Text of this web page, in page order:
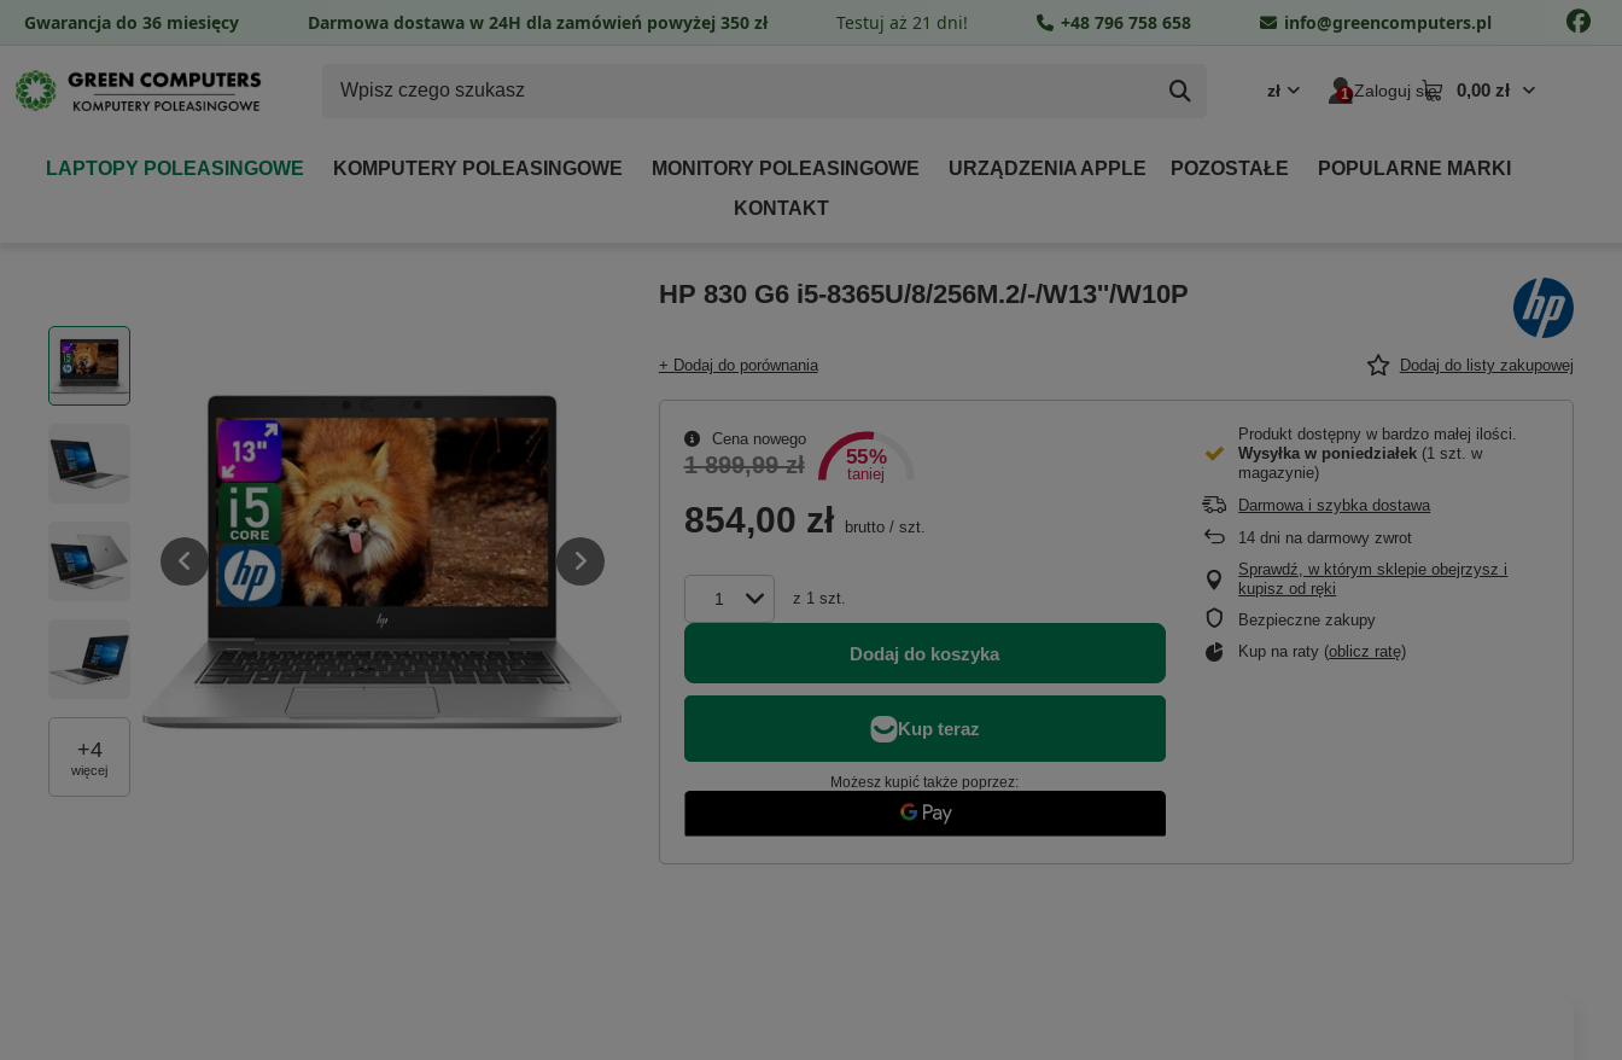
zł Zaloguj się 0,00 zł
LAPTOPY POLEASINGOWE KOMPUTERY POLEASINGOWE MONITORY POLEASINGOWE URZĄDZENIA APPLE POZOSTAŁE
POPULARNE MARKI
KONTAKT
+4
więcej
HP 830 G6 i5-8365U/8/256M.2/-/W13''/W10P
+ Dodaj do porównania Dodaj do listy zakupowej
Cena nowego
1 899,99 zł 55%
taniej
854,00 zł brutto/ szt.
z 1 szt.
Dodaj do koszyka
Możesz kupić także poprzez:
Produkt dostępny w bardzo małej ilości
Wysyłkaw poniedziałek (1 szt. w
magazynie)
Darmowa i szybka dostawa
14 dni na darmowy zwrot
Sprawdź, w którym sklepie obejrzysz i
kupisz od ręki
Bezpieczne zakupy
Kup na raty (oblicz ratę)
Gwarancja do 36 miesięcy Darmowa dostawa w 24H dla zamówień powyżej 350 zł Testuj aż 21 dni! +48 796 758 658 info@greencomputers.pl